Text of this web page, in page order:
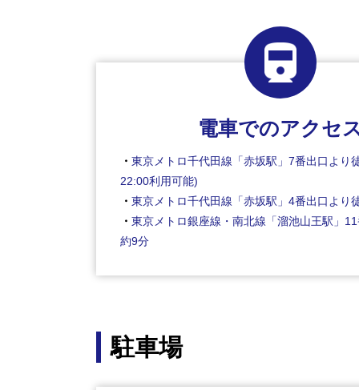
電車でのアクセ
東京メトロ千代田線「赤坂駅」7番出口より
22:00利用可能)
東京メトロ千代田線「赤坂駅」4番出口より
東京メトロ銀座線・南北線「溜池山王駅」
約9分
駐車場